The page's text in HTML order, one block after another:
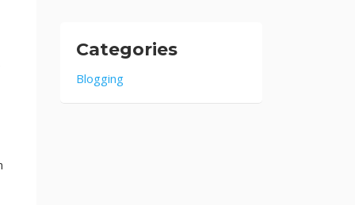
Categories
Blogging